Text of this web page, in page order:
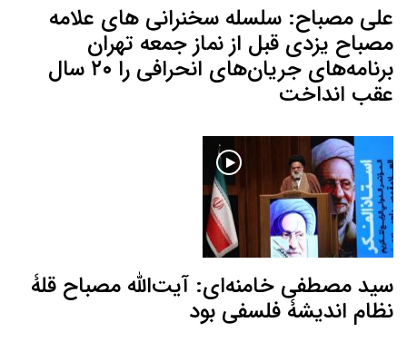
علی مصباح: سلسله سخنرانی های علامه
مصباح یزدی قبل از نماز جمعه تهران
برنامه‌های جریان‌های انحرافی را ۲۰ سال
عقب انداخت
سید مصطفی خامنه‌ای: آیت‌الله مصباح قلۀ
نظام اندیشۀ فلسفی بود